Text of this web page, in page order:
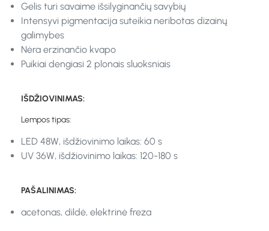
Gelis turi savaime išsilyginančių savybių
Intensyvi pigmentacija suteikia neribotas dizainų
galimybes
Nėra erzinančio kvapo
Puikiai dengiasi 2 plonais sluoksniais
IŠDŽIOVINIMAS:
Lempos tipas:
LED 48W, išdžiovinimo laikas: 60 s
UV 36W, išdžiovinimo laikas: 120-180 s
PAŠALINIMAS:
acetonas, dildė, elektrinė freza